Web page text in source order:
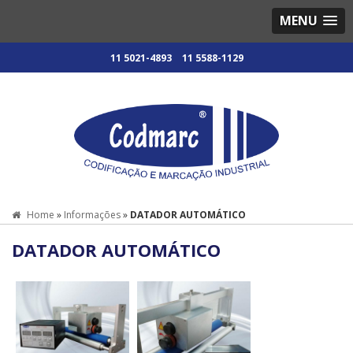
MENU
11 5021-4893 11 5588-1129
Home » Informações» DATADOR AUTOMÁTICO
DATADOR AUTOMÁTICO